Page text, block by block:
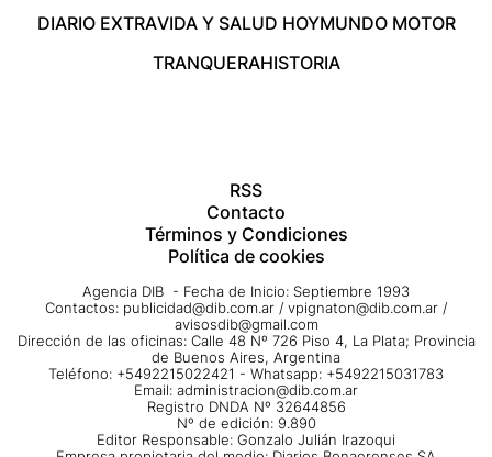
DIARIO EXTRAVIDA Y SALUD HOYMUNDO MOTOR
TRANQUERAHISTORIA
RSS
Contacto
Términos y Condiciones
Política de cookies
Agencia DIB - Fecha de Inicio: Septiembre 1993
Contactos: publicidad@dib.com.ar / vpignaton@dib.com.ar /
avisosdib@gmail.com
Dirección de las oficinas: Calle 48 Nº 726 Piso 4, La Plata; Provincia
de Buenos Aires, Argentina
Teléfono: +5492215022421 - Whatsapp: +5492215031783
Email: administracion@dib.com.ar
Registro DNDA Nº 32644856
Nº de edición: 9.890
Editor Responsable: Gonzalo Julián Irazoqui